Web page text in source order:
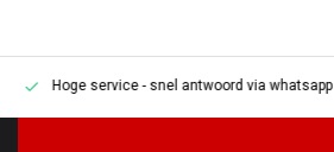
Hoge service- snel antwoord via whatsapp